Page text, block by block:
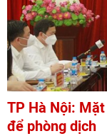
TP Hà Nội:
để phòng dịch